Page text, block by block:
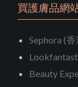
買護膚品網
Sephora (
Beauty